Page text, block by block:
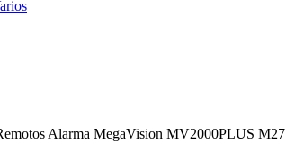
Alarma MegaVision MV2000PLUS M27